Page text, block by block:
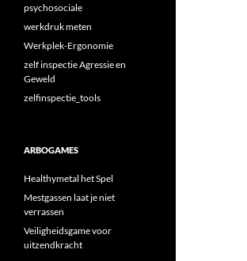
psychosociale
werkdruk meten
Werkplek-Ergonomie
zelf inspectie Agressie en
Geweld
zelfinspectie_tools
ARBOGAMES
Healthymetal het Spel
Mestgassen laat je niet
verrassen
Veiligheidsgame voor
uitzendkracht